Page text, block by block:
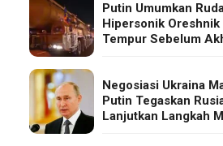
Putin Umumkan
Hipersonik Oreshnik
Tempur Sebelum
Negosiasi Ukraina
Putin Tegaskan
Lanjutkan Langkah